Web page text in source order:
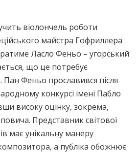
віолончель роботи
майстра Гофриллера
Ласло Феньо – угорський
що це потребує
Пан Феньо прославився після
конкурсі імені Пабло
високу оцінку, зокрема,
Представник світової
має унікальну манеру
а публіка обожнює